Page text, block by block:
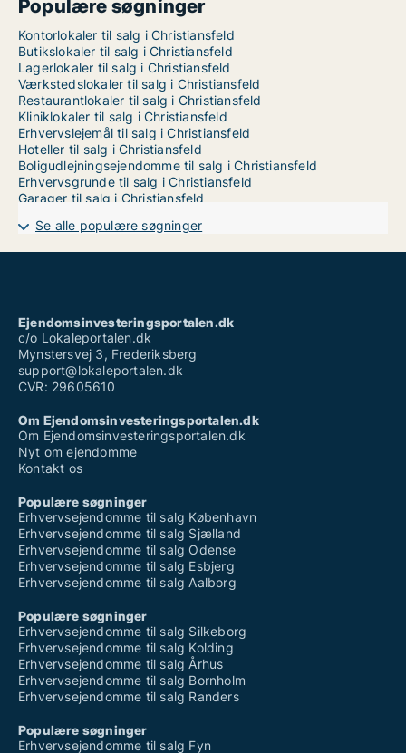
Populære søgninger
Kontorlokaler til salg i Christiansfeld
Butikslokaler til salg i Christiansfeld
Lagerlokaler til salg i Christiansfeld
Værkstedslokaler til salg i Christiansfeld
Restaurantlokaler til salg i Christiansfeld
Kliniklokaler til salg i Christiansfeld
Erhvervslejemål til salg i Christiansfeld
Hoteller til salg i Christiansfeld
Boligudlejningsejendomme til salg i Christiansfeld
Erhvervsgrunde til salg i Christiansfeld
Garager til salg i Christiansfeld
Se alle populære søgninger
Ejendomsinvesteringsportalen.dk
c/o Lokaleportalen.dk
Mynstersvej 3, Frederiksberg
support@lokaleportalen.dk
CVR: 29605610
Om Ejendomsinvesteringsportalen.dk
Om Ejendomsinvesteringsportalen.dk
Nyt om ejendomme
Kontakt os
Populære søgninger
Erhvervsejendomme til salg København
Erhvervsejendomme til salg Sjælland
Erhvervsejendomme til salg Odense
Erhvervsejendomme til salg Esbjerg
Erhvervsejendomme til salg Aalborg
Populære søgninger
Erhvervsejendomme til salg Silkeborg
Erhvervsejendomme til salg Kolding
Erhvervsejendomme til salg Århus
Erhvervsejendomme til salg Bornholm
Erhvervsejendomme til salg Randers
Populære søgninger
Erhvervsejendomme til salg Fyn